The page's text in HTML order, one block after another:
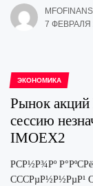
MFOFINANS
7 ФЕВРАЛЯ
ЭКОНОМИКА
Рынок
сессию
IMOEX2
РСР½Р¾Рº
СССРµР½Р½РµР¹